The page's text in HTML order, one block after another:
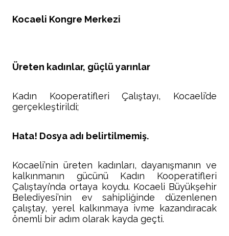
Kocaeli Kongre Merkezi
Üreten kadınlar, güçlü yarınlar
Kadın Kooperatifleri Çalıştayı, Kocaeli’de
gerçekleştirildi;
Hata! Dosya adı belirtilmemiş.
Kocaeli’nin üreten kadınları, dayanışmanın ve
kalkınmanın gücünü Kadın Kooperatifleri
Çalıştayı’nda ortaya koydu. Kocaeli Büyükşehir
Belediyesi’nin ev sahipliğinde düzenlenen
çalıştay, yerel kalkınmaya ivme kazandıracak
önemli bir adım olarak kayda geçti.